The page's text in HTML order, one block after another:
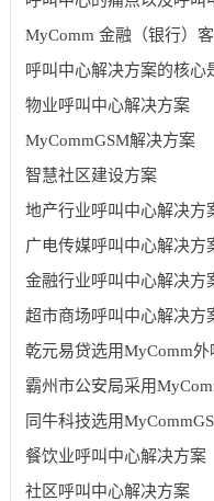
MyComm 金融（银行）
呼叫中心解决方案的核心
物业呼叫中心解决方案
MyCommGSM解决方案
智慧社区建设方案
地产行业呼叫中心解决方
广电传媒呼叫中心解决方
金融行业呼叫中心解决方
超市商场呼叫中心解决方
乾元易贷选用MyComm
霸州市公安局采用
同牛科技选用
餐饮业呼叫中心解决方案
社区呼叫中心解决方案